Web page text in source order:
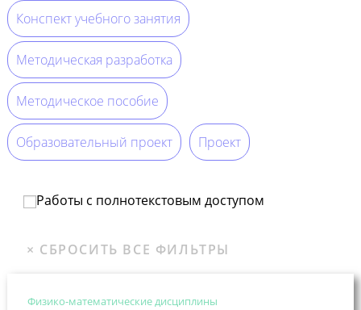
Конспект учебного занятия
Методическая разработка
Методическое пособие
Образовательный проект Проект
Работы с полнотекстовым доступом
Физико-математические дисциплины